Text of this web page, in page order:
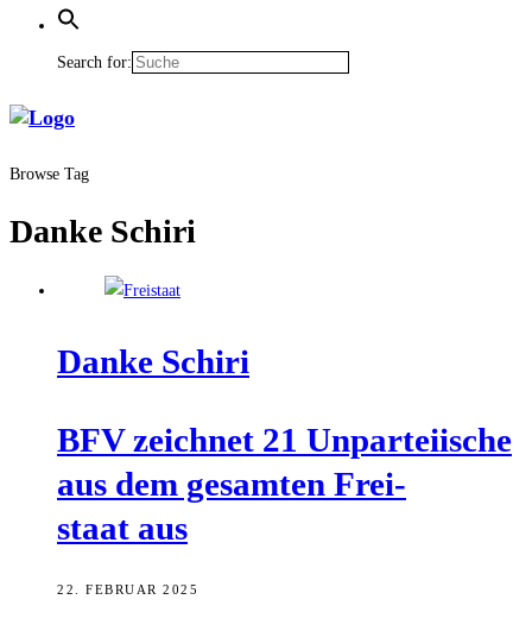
Search for:
Browse Tag
Danke Schiri
Dan­ke Schiri
BFV zeich­net 21 Unpar­tei­ische
aus dem gesam­ten Frei­
staat aus
22. FEBRUAR 2025